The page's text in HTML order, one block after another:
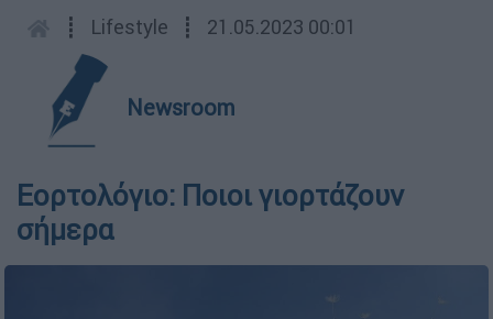
┋ Lifestyle ┋ 21.05.2023 00:01
Newsroom
Εορτολόγιο: Ποιοι γιορτάζουν
σήμερα